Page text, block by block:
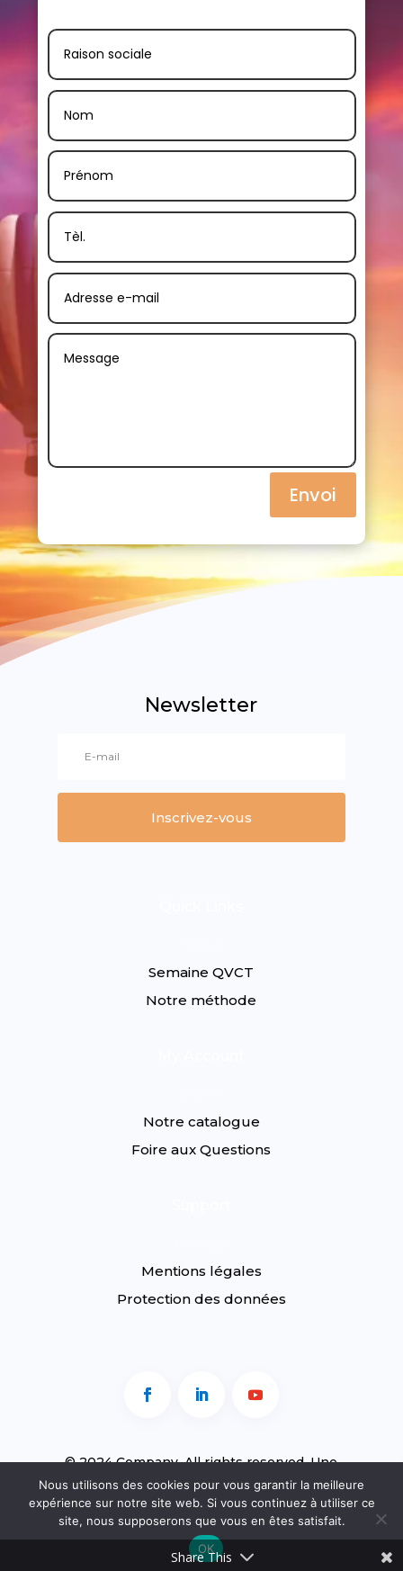
Envoi
Newsletter
Inscrivez-vous
Semaine QVCT
Notre méthode
Notre catalogue
Foire aux Questions
Mentions légales
Protection des données
© 2024 Company. All rights reserved. Une
réalisationagence web Poulp’Up
Share This
Nous utilisons des cookies pour vous garantir la meilleure
expérience sur notre site web. Si vous continuez à utiliser ce
site, nous supposerons que vous en êtes satisfait.
OK